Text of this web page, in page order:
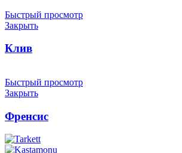
Быстрый просмотр
Закрыть
Клив
Быстрый просмотр
Закрыть
Френсис